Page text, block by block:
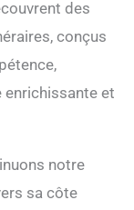
des
conçus
enrichissante et
notre
sa côte